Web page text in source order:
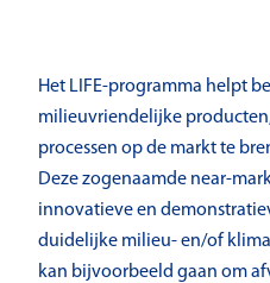
Het LIFE-programma helpt
milieuvriendelijke
processen op de markt te
Deze zogenaamde near-
innovatieve en
duidelijke milieu- en/of
kan bijvoorbeeld gaan om